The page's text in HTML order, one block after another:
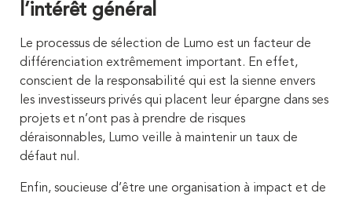
l’intérêt général
Le processus de sélection de Lumo est un facteur de
différenciation extrêmement important. En effet,
conscient de la responsabilité qui est la sienne envers
les investisseurs privés qui placent leur épargne dans ses
projets et n’ont pas à prendre de risques
déraisonnables, Lumo veille à maintenir un taux de
défaut nul.
Enfin, soucieuse d’être une organisation à impact et de